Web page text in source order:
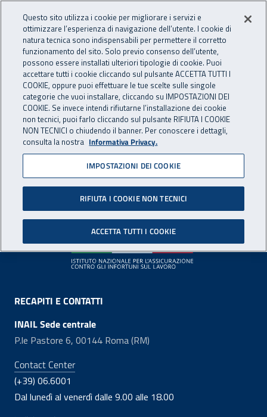
INAIL - Istituto Nazionale
Apri cerca
Navigazione principale
Pagina non disponibile
Il contenuto non è stato trovato. Per continuare la
navigazione è possibile ritornare alla
Footer
RECAPITI E CONTATTI
INAIL Sede centrale
P.le Pastore 6, 00144 Roma (RM)
Contact Center
(+39) 06.6001
Dal lunedì al venerdì dalle 9.00 alle 18.00
Questo sito utilizza i cookie per migliorare i servizi e
ottimizzare l’esperienza di navigazione dell’utente. I cookie di
natura tecnica sono indispensabili per permettere il corretto
funzionamento del sito. Solo previo consenso dell’utente,
possono essere installati ulteriori tipologie di cookie. Puoi
accettare tutti i cookie cliccando sul pulsante ACCETTA TUTTI I
COOKIE, oppure puoi effettuare le tue scelte sulle singole
categorie che vuoi installare, cliccando su IMPOSTAZIONI DEI
COOKIE. Se invece intendi rifiutarne l’installazione dei cookie
non tecnici, puoi farlo cliccando sul pulsante RIFIUTA I COOKIE
NON TECNICI o chiudendo il banner. Per conoscere i dettagli,
consulta la nostra Informativa Privacy.
IMPOSTAZIONI DEI COOKIE
RIFIUTA I COOKIE NON TECNICI
ACCETTA TUTTI I COOKIE